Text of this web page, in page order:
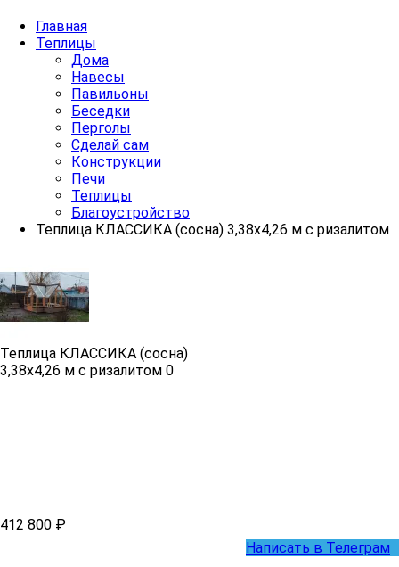
Главная
Теплицы
Дома
Навесы
Павильоны
Беседки
Перголы
Сделай сам
Конструкции
Печи
Теплицы
Благоустройство
Теплица КЛАССИКА (сосна) 3,38х4,26 м с ризалитом
Теплица КЛАССИКА (сосна)
3,38х4,26 м с ризалитом 0
412 800 ₽
Написать в Телеграм